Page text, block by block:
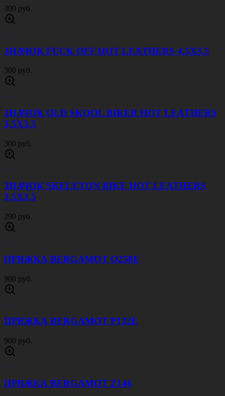
цвета до армейского зеленого, а в случае необходимости корпус
легко подвергается перекраски. В конструкцию фиксирующего
и не подвержена деформации. Каждая модель активных
наушников снабжена регулятором длины, с помощью которого
пользователь легко сможет настроить устройство под себя.
Отзывы
Назад
Товары производителя
ЗНАЧОК BANNER US NAVY HOT LEATHERS
4,5Х1
ЗНАЧОК COWWBOY HOT LEATHERS 3Х4
ЗНАЧОК EAGLE LOGO HOT LEATHERS
3,5Х2,5
ЗНАЧОК FUCK OFF HOT LEATHERS 4,5Х3,5